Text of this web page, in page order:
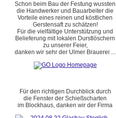
Schon beim Bau der Festung wussten
die Handwerker und Bauarbeiter die
Vorteile eines reinen und köstlichen
Gerstensaft zu schätzen!
Für die vielfältige Unterstützung und
Belieferung mit lokalen Durstlöschern
zu unserer Feier,
danken wir sehr der Ulmer Brauerei ...
Für den richtigen Durchblick durch
die Fenster der Schießscharten
im Blockhaus, danken wir der Firma